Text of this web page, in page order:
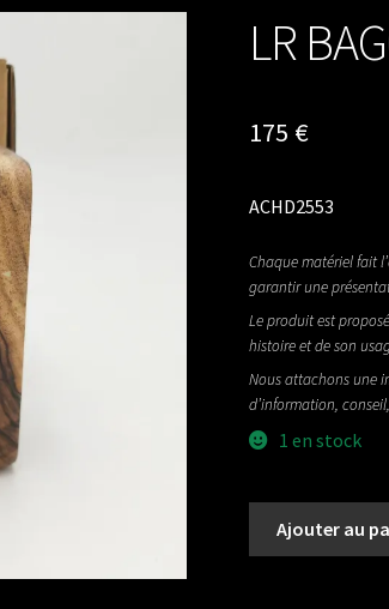
LR
175 €
ACHD2553
Chaque matériel fait
garantir une
Le produit est
histoire et de son
Nous attachons une
d’information,
1 en stock
Ajouter au